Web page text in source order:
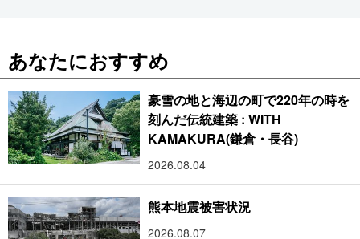
あなたにおすすめ
豪雪の地と海辺の町で220年の時を
刻んだ伝統建築 : WITH
KAMAKURA(鎌倉・長谷)
2026.08.04
熊本地震被害状況
2026.08.07